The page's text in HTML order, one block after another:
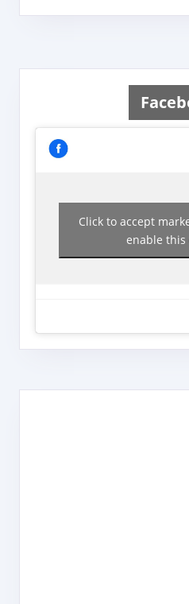
Click to accept
enable